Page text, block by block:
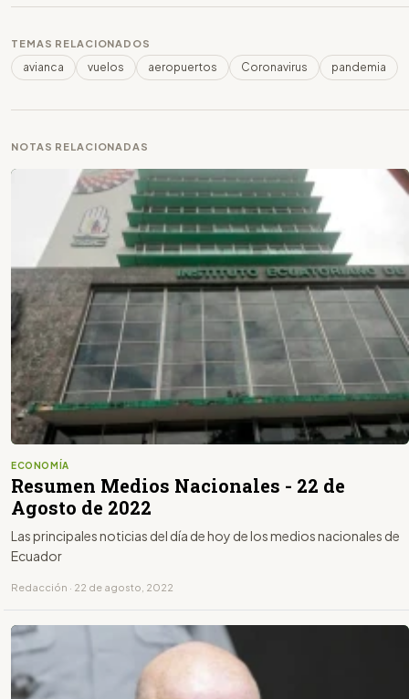
TEMAS RELACIONADOS
avianca vuelos aeropuertos Coronavirus pandemia
NOTAS RELACIONADAS
ECONOMÍA
Resumen Medios Nacionales - 22 de
Agosto de 2022
Las principales noticias del día de hoy de los medios nacionales de
Ecuador
Redacción · 22 de agosto, 2022